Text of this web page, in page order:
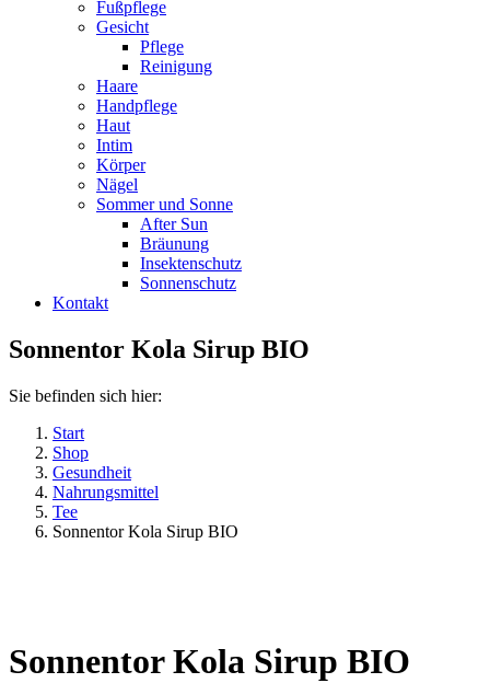
Fußpflege
Gesicht
Pflege
Reinigung
Haare
Handpflege
Haut
Intim
Körper
Nägel
Sommer und Sonne
After Sun
Bräunung
Insektenschutz
Sonnenschutz
Kontakt
Sonnentor Kola Sirup BIO
Sie befinden sich hier:
Start
Shop
Gesundheit
Nahrungsmittel
Tee
Sonnentor Kola Sirup BIO
Sonnentor Kola Sirup BIO